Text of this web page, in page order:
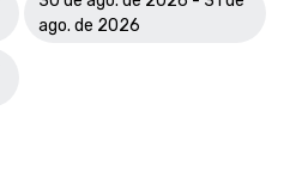
ago. de 2026